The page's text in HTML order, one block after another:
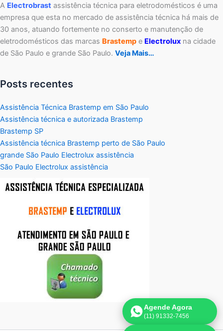
A Electrobrast assistência técnica para eletrodomésticos é uma
empresa que esta no mercado de assistência técnica há mais de
30 anos, atuando fortemente no conserto e manutenção de
eletrodomésticos das marcas Brastemp e Electrolux na cidade
de São Paulo e grande São Paulo. Veja Mais…
Posts recentes
Assistência Técnica Brastemp em São Paulo
Assistência técnica e autorizada Brastemp
Brastemp SP
Assistência técnica Brastemp perto de São Paulo
grande São Paulo Electrolux assistência
São Paulo Electrolux assistência
Agende Agora
(11) 91332-7456